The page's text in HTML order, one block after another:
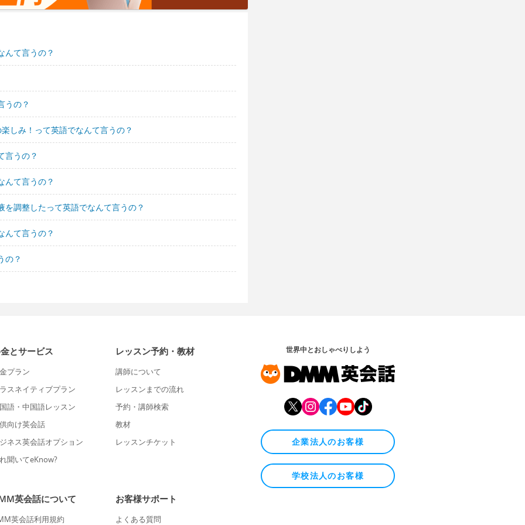
んて言うの？
うの？
しみ！って英語でなんて言うの？
言うの？
んて言うの？
調整したって英語でなんて言うの？
んて言うの？
の？
とサービス
プラン
スネイティブプラン
語・中国語レッスン
向け英会話
ネス英会話オプション
聞いてeKnow?
レッスン予約・教材
講師について
レッスンまでの流れ
予約・講師検索
教材
レッスンチケット
英会話について
英会話利用規約
お客様サポート
よくある質問
世界中とおしゃべりしよう
企業法人のお客様
学校法人のお客様